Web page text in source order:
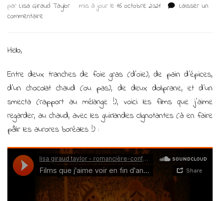
par Lisa Giraud Taylor mis à jour le 16 octobre 2021
Laisser un
commentaire
visionner
en
fin
d’année
!
Hello,
Entre deux tranches de foie gras (d’oie), de pain d’épices,
d’un chocolat chaud (ou pas), de deux doliprane, et d’un
smecta (rapport au mélange !), voici les films que j’aime
regarder, au chaud, avec les guirlandes clignotantes (à en faire
pâlir les aurores boréales !) :